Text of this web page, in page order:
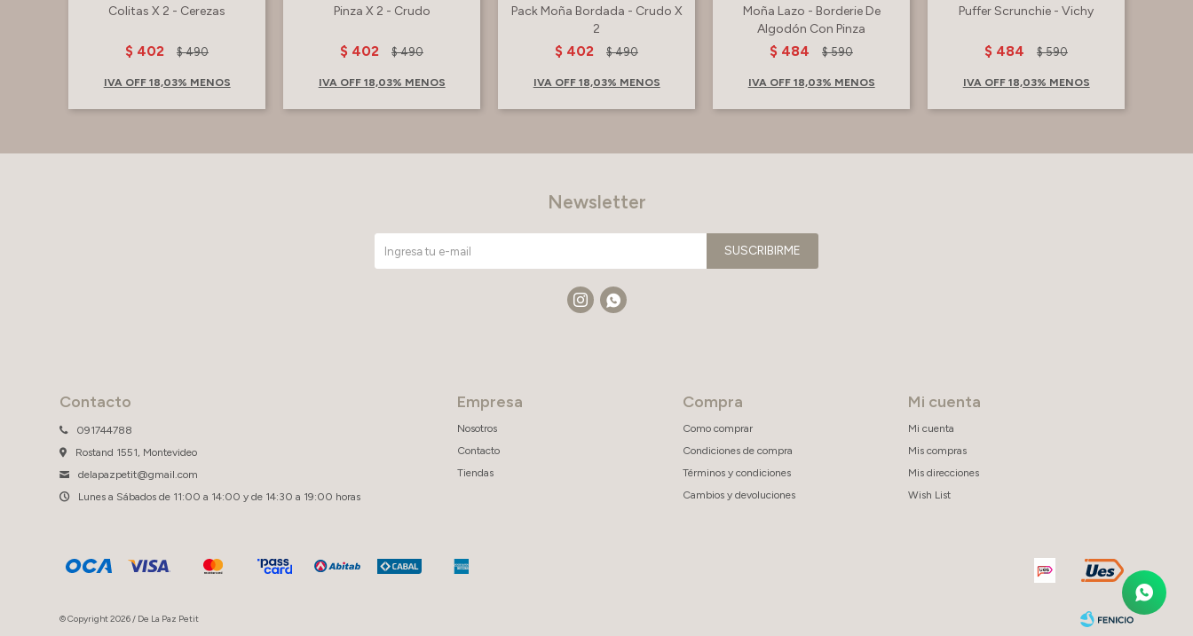
Colitas X 2 - Cerezas
$ 402 $ 490
IVA OFF 18,03% MENOS
Pinza X 2 - Crudo
$ 402 $ 490
IVA OFF 18,03% MENOS
Pack Moña Bordada - Crudo X
2
$ 402 $ 490
IVA OFF 18,03% MENOS
Moña Lazo - Borderie De
Algodón Con Pinza
$ 484 $ 590
IVA OFF 18,03% MENOS
Puffer Scrunchie - Vichy
$ 484 $ 590
IVA OFF 18,03% MENOS
Contacto
091744788
Rostand 1551, Montevideo
delapazpetit@gmail.com
Lunes a Sábados de 11:00 a 14:00 y de 14:30 a 19:00 horas
Empresa
Nosotros
Contacto
Tiendas
Compra
Como comprar
Condiciones de compra
Términos y condiciones
Cambios y devoluciones
Mi cuenta
Mi cuenta
Mis compras
Mis direcciones
Wish List
Newsletter
SUSCRIBIRME
 
© Copyright 2026 / De La Paz Petit